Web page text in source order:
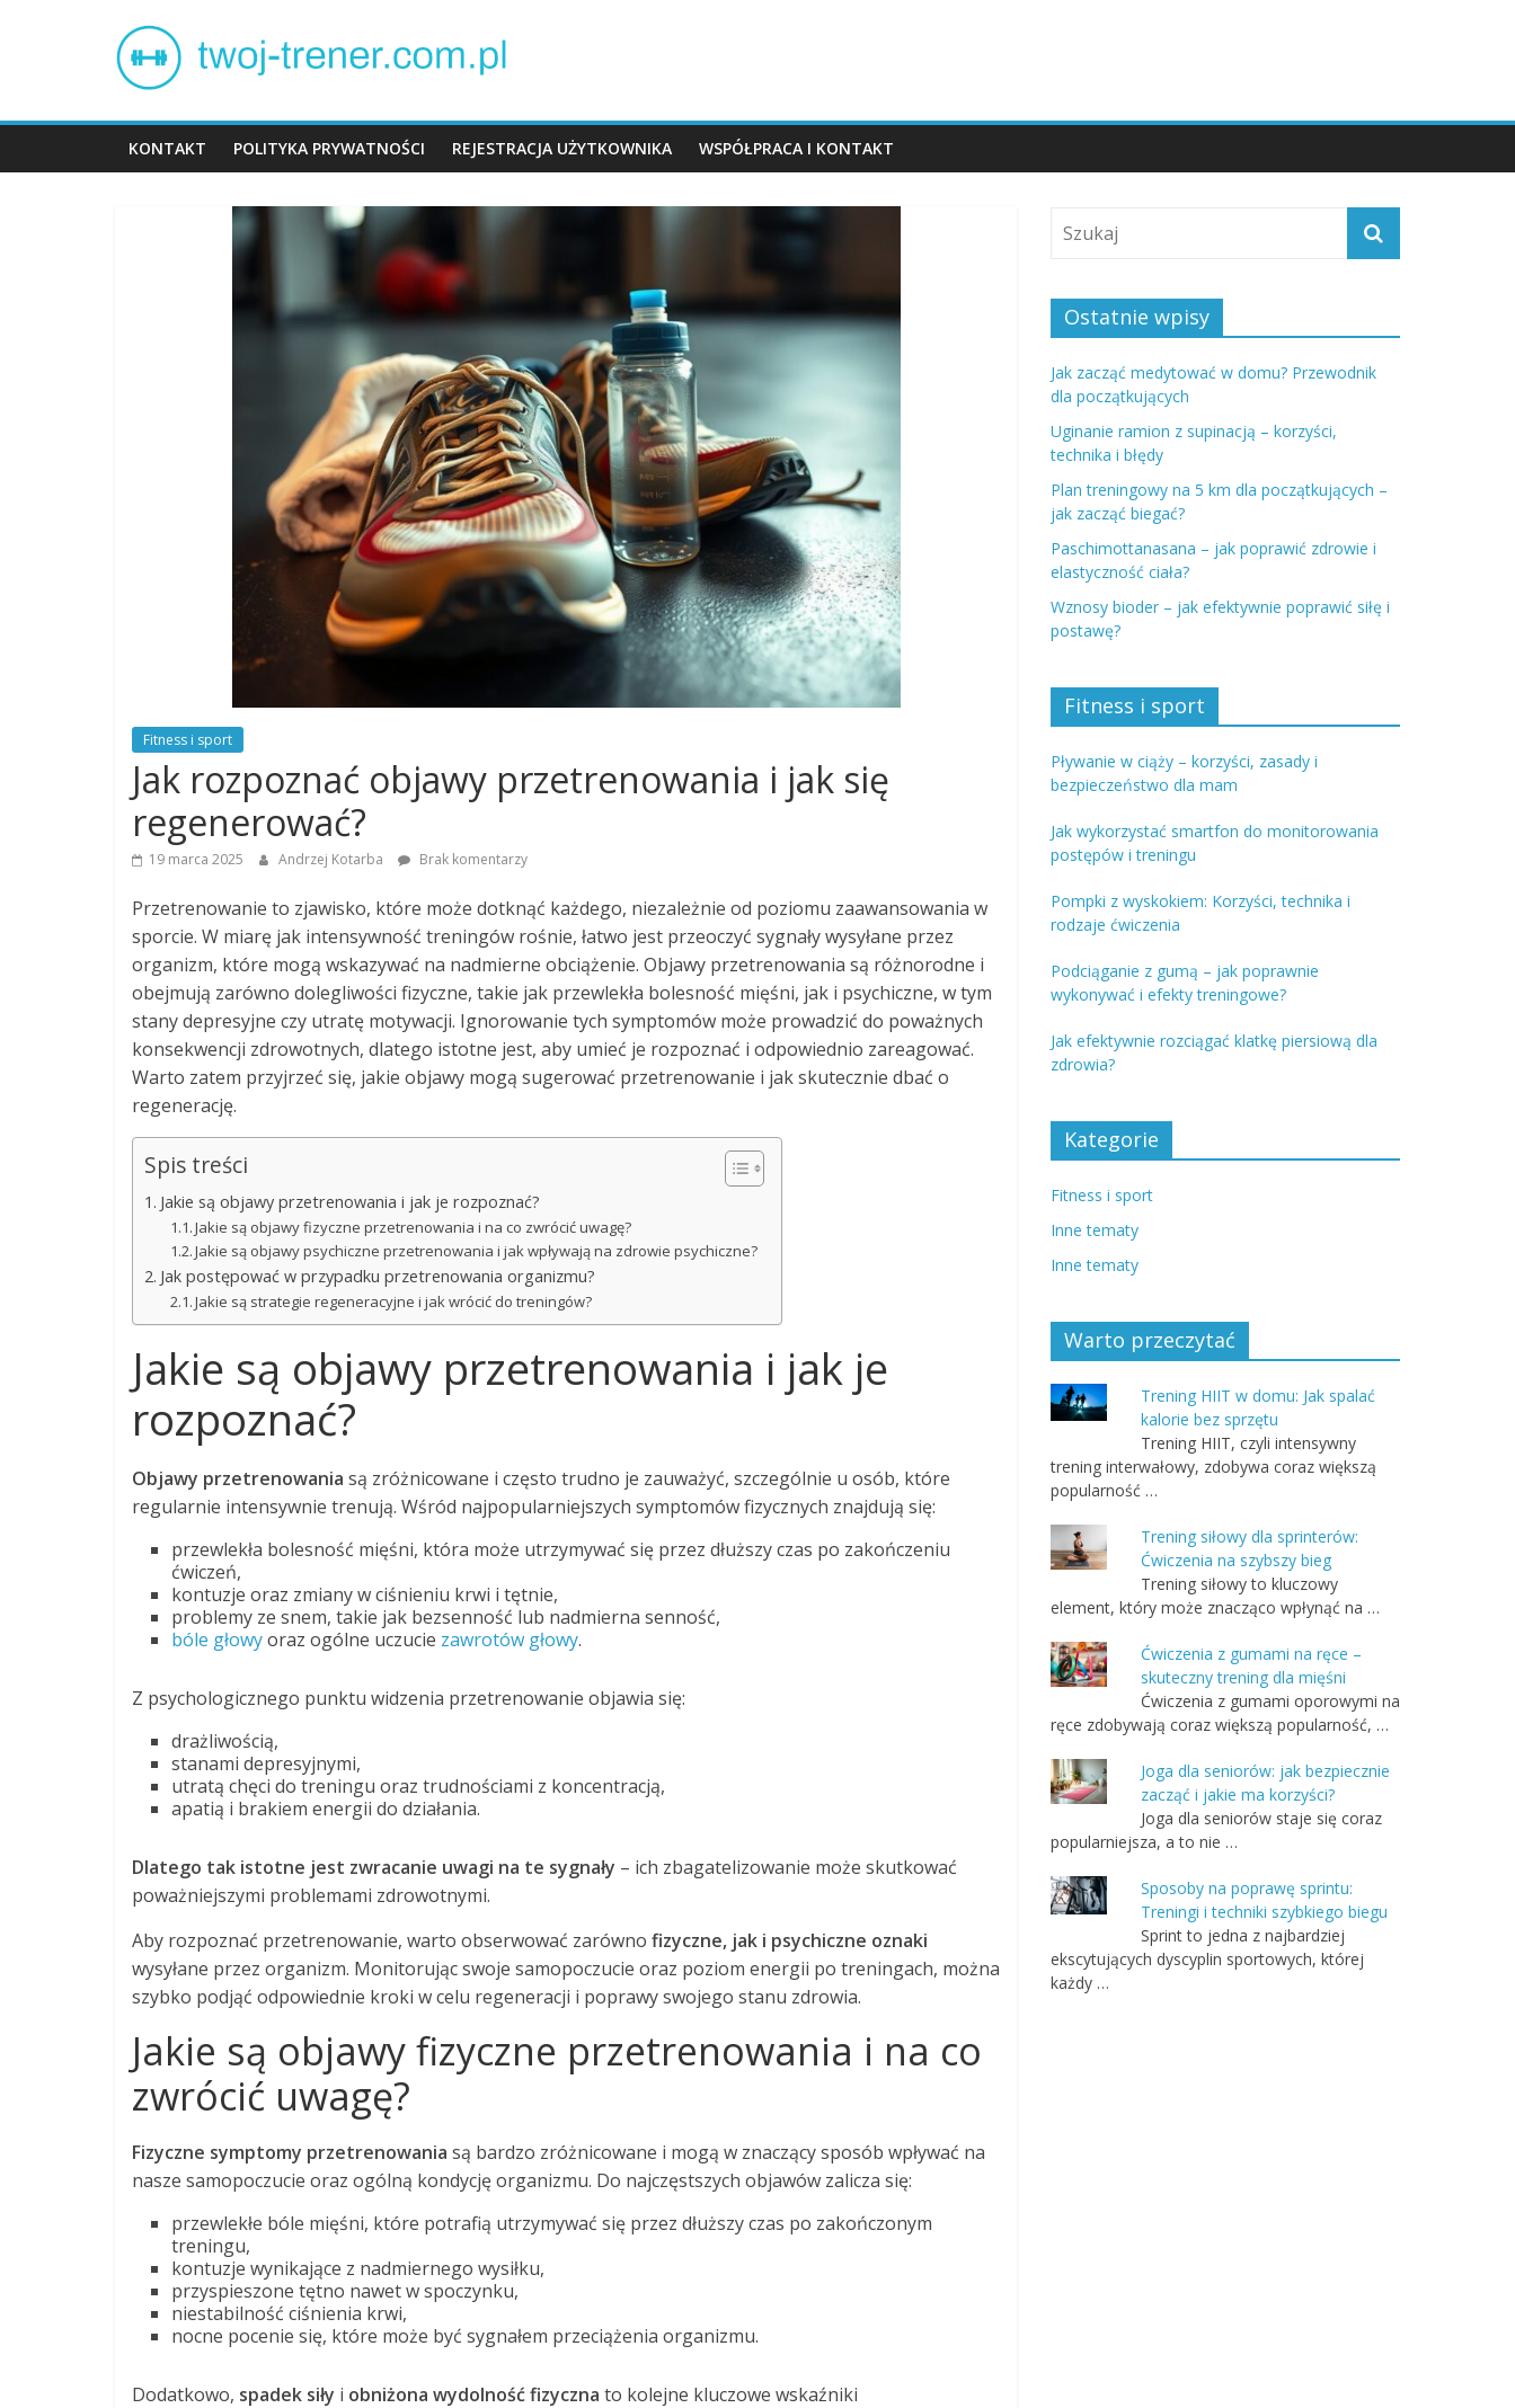
Twój
trener
KONTAKT POLITYKA PRYWATNOŚCI REJESTRACJA UŻYTKOWNIKA WSPÓŁPRACA I KONTAKT
Fitness i sport
Jak rozpoznać objawy przetrenowania i jak się
regenerować?
19 marca 2025 Andrzej Kotarba Brak komentarzy
Przetrenowanie to zjawisko, które może dotknąć każdego, niezależnie od poziomu zaawansowania w
sporcie. W miarę jak intensywność treningów rośnie, łatwo jest przeoczyć sygnały wysyłane przez
organizm, które mogą wskazywać na nadmierne obciążenie. Objawy przetrenowania są różnorodne i
obejmują zarówno dolegliwości fizyczne, takie jak przewlekła bolesność mięśni, jak i psychiczne, w tym
stany depresyjne czy utratę motywacji. Ignorowanie tych symptomów może prowadzić do poważnych
konsekwencji zdrowotnych, dlatego istotne jest, aby umieć je rozpoznać i odpowiednio zareagować.
Warto zatem przyjrzeć się, jakie objawy mogą sugerować przetrenowanie i jak skutecznie dbać o
regenerację.
Spis treści
Jakie są objawy przetrenowania i jak je rozpoznać?
Jakie są objawy fizyczne przetrenowania i na co zwrócić uwagę?
Jakie są objawy psychiczne przetrenowania i jak wpływają na zdrowie psychiczne?
Jak postępować w przypadku przetrenowania organizmu?
Jakie są strategie regeneracyjne i jak wrócić do treningów?
Jakie są objawy przetrenowania i jak je
rozpoznać?
Objawy przetrenowania są zróżnicowane i często trudno je zauważyć, szczególnie u osób, które
regularnie intensywnie trenują. Wśród najpopularniejszych symptomów fizycznych znajdują się:
przewlekła bolesność mięśni, która może utrzymywać się przez dłuższy czas po zakończeniu
ćwiczeń,
kontuzje oraz zmiany w ciśnieniu krwi i tętnie,
problemy ze snem, takie jak bezsenność lub nadmierna senność,
bóle głowyoraz ogólne uczucie zawrotów głowy.
Z psychologicznego punktu widzenia przetrenowanie objawia się:
drażliwością,
stanami depresyjnymi,
utratą chęci do treningu oraz trudnościami z koncentracją,
apatią i brakiem energii do działania.
Dlatego tak istotne jest zwracanie uwagi na te sygnały – ich zbagatelizowanie może skutkować
poważniejszymi problemami zdrowotnymi.
Aby rozpoznać przetrenowanie, warto obserwować zarówno fizyczne, jak i psychiczne oznaki
wysyłane przez organizm. Monitorując swoje samopoczucie oraz poziom energii po treningach, można
szybko podjąć odpowiednie kroki w celu regeneracji i poprawy swojego stanu zdrowia.
Jakie są objawy fizyczne przetrenowania i na co
zwrócić uwagę?
Fizyczne symptomy przetrenowania są bardzo zróżnicowane i mogą w znaczący sposób wpływać na
nasze samopoczucie oraz ogólną kondycję organizmu. Do najczęstszych objawów zalicza się:
przewlekłe bóle mięśni, które potrafią utrzymywać się przez dłuższy czas po zakończonym
treningu,
kontuzje wynikające z nadmiernego wysiłku,
przyspieszone tętno nawet w spoczynku,
niestabilność ciśnienia krwi,
nocne pocenie się, które może być sygnałem przeciążenia organizmu.
Dodatkowo, spadek siły i obniżona wydolność fizyczna to kolejne kluczowe wskaźniki
Ostatnie wpisy
Jak zacząć medytować w domu? Przewodnik
dla początkujących
Uginanie ramion z supinacją – korzyści,
technika i błędy
Plan treningowy na 5 km dla początkujących –
jak zacząć biegać?
Paschimottanasana – jak poprawić zdrowie i
elastyczność ciała?
Wznosy bioder – jak efektywnie poprawić siłę i
postawę?
Fitness i sport
Pływanie w ciąży – korzyści, zasady i
bezpieczeństwo dla mam
Jak wykorzystać smartfon do monitorowania
postępów i treningu
Pompki z wyskokiem: Korzyści, technika i
rodzaje ćwiczenia
Podciąganie z gumą – jak poprawnie
wykonywać i efekty treningowe?
Jak efektywnie rozciągać klatkę piersiową dla
zdrowia?
Kategorie
Fitness i sport
Inne tematy
Inne tematy
Warto przeczytać
Trening HIIT w domu: Jak spalać
kalorie bez sprzętu
Trening HIIT, czyli intensywny
trening interwałowy, zdobywa coraz większą
popularność …
Trening siłowy dla sprinterów:
Ćwiczenia na szybszy bieg
Trening siłowy to kluczowy
element, który może znacząco wpłynąć na …
Ćwiczenia z gumami na ręce –
skuteczny trening dla mięśni
Ćwiczenia z gumami oporowymi na
ręce zdobywają coraz większą popularność, …
Joga dla seniorów: jak bezpiecznie
zacząć i jakie ma korzyści?
Joga dla seniorów staje się coraz
popularniejsza, a to nie …
Sposoby na poprawę sprintu:
Treningi i techniki szybkiego biegu
Sprint to jedna z najbardziej
ekscytujących dyscyplin sportowych, której
każdy …